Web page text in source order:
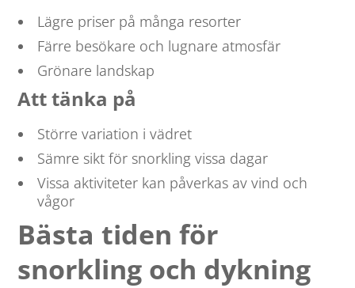
Lägre priser på många resorter
Färre besökare och lugnare atmosfär
Grönare landskap
Att tänka på
Större variation i vädret
Sämre sikt för snorkling vissa dagar
Vissa aktiviteter kan påverkas av vind och
vågor
Bästa tiden för
snorkling och dykning